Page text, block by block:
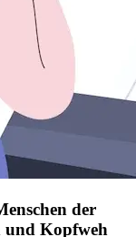
der
und Kopfweh